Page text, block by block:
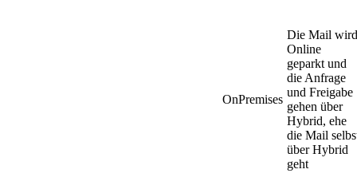
OnPremises
Die Mail wird
Online
geparkt und
die Anfrage
und Freigabe
gehen über
Hybrid, ehe
die Mail
über Hybrid
geht